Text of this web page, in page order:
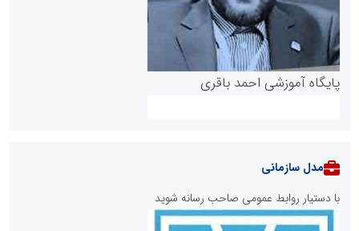
پایگاه آموزشی احمد باقری
مدل سازمانی
با دستیار روابط عمومی صاحب رسانه شوید